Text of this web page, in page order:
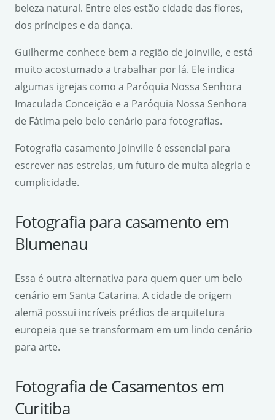
beleza natural. Entre eles estão cidade das flores,
dos príncipes e da dança.
Guilherme conhece bem a região de Joinville, e está
muito acostumado a trabalhar por lá. Ele indica
algumas igrejas como a Paróquia Nossa Senhora
Imaculada Conceição e a Paróquia Nossa Senhora
de Fátima pelo belo cenário para fotografias.
Fotografia casamento Joinville é essencial para
escrever nas estrelas, um futuro de muita alegria e
cumplicidade.
Fotografia para casamento em
Blumenau
Essa é outra alternativa para quem quer um belo
cenário em Santa Catarina. A cidade de origem
alemã possui incríveis prédios de arquitetura
europeia que se transformam em um lindo cenário
para arte.
Fotografia de Casamentos em
Curitiba